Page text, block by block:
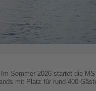
Sommer 2026 startet die MS
mit Platz für rund 400